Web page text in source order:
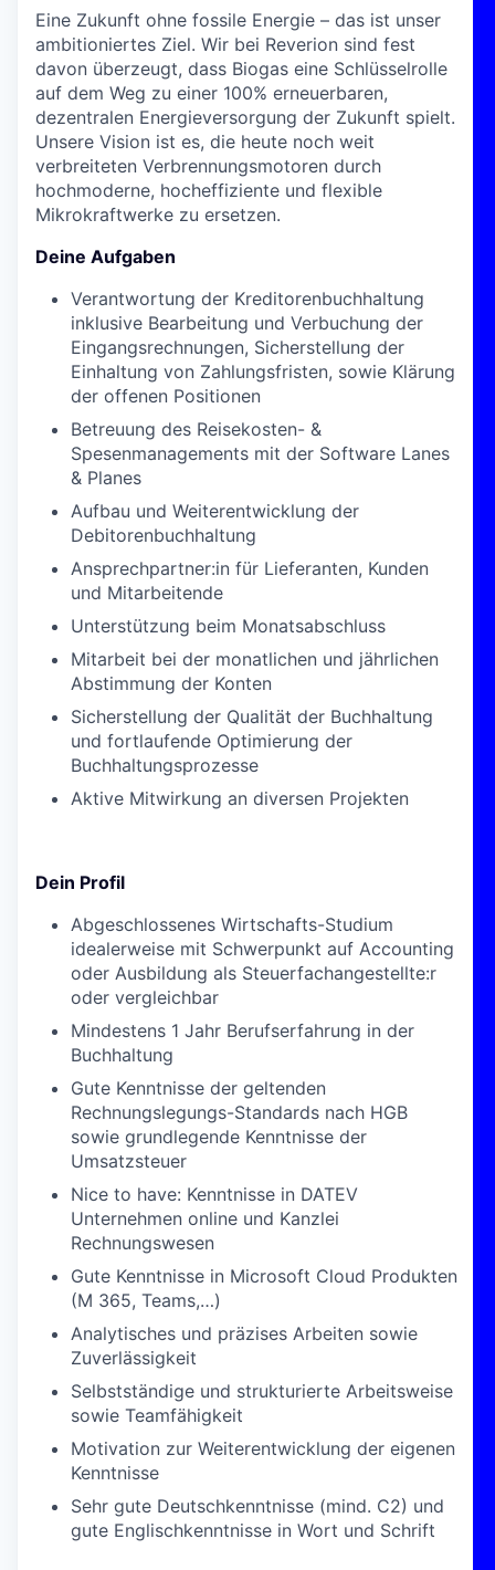
Eine Zukunft ohne fossile Energie – das ist unser
ambitioniertes Ziel. Wir bei Reverion sind fest
davon überzeugt, dass Biogas eine Schlüsselrolle
auf dem Weg zu einer 100% erneuerbaren,
dezentralen Energieversorgung der Zukunft spielt.
Unsere Vision ist es, die heute noch weit
verbreiteten Verbrennungsmotoren durch
hochmoderne, hocheffiziente und flexible
Mikrokraftwerke zu ersetzen.
Deine Aufgaben
Verantwortung der Kreditorenbuchhaltung
inklusive Bearbeitung und Verbuchung der
Eingangsrechnungen, Sicherstellung der
Einhaltung von Zahlungsfristen, sowie Klärung
der offenen Positionen
Betreuung des Reisekosten- &
Spesenmanagements mit der Software Lanes
& Planes
Aufbau und Weiterentwicklung der
Debitorenbuchhaltung
Ansprechpartner:in für Lieferanten, Kunden
und Mitarbeitende
Unterstützung beim Monatsabschluss
Mitarbeit bei der monatlichen und jährlichen
Abstimmung der Konten
Sicherstellung der Qualität der Buchhaltung
und fortlaufende Optimierung der
Buchhaltungsprozesse
Aktive Mitwirkung an diversen Projekten
Dein Profil
Abgeschlossenes Wirtschafts-Studium
idealerweise mit Schwerpunkt auf Accounting
oder Ausbildung als Steuerfachangestellte:r
oder vergleichbar
Mindestens 1 Jahr Berufserfahrung in der
Buchhaltung
Gute Kenntnisse der geltenden
Rechnungslegungs-Standards nach HGB
sowie grundlegende Kenntnisse der
Umsatzsteuer
Nice to have: Kenntnisse in DATEV
Unternehmen online und Kanzlei
Rechnungswesen
Gute Kenntnisse in Microsoft Cloud Produkten
(M 365, Teams,…)
Analytisches und präzises Arbeiten sowie
Zuverlässigkeit
Selbstständige und strukturierte Arbeitsweise
sowie Teamfähigkeit
Motivation zur Weiterentwicklung der eigenen
Kenntnisse
Sehr gute Deutschkenntnisse (mind. C2) und
gute Englischkenntnisse in Wort und Schrift